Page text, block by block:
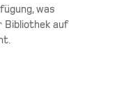
was
Bibliothek auf